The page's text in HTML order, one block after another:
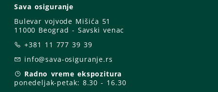
Sava osiguranje
Bulevar vojvode Mišića 51
11000 Beograd - Savski venac
+381 11 777 39 39
info@sava-osiguranje.rs
Radno vreme ekspozitura
ponedeljak-petak: 8.30 - 16.30